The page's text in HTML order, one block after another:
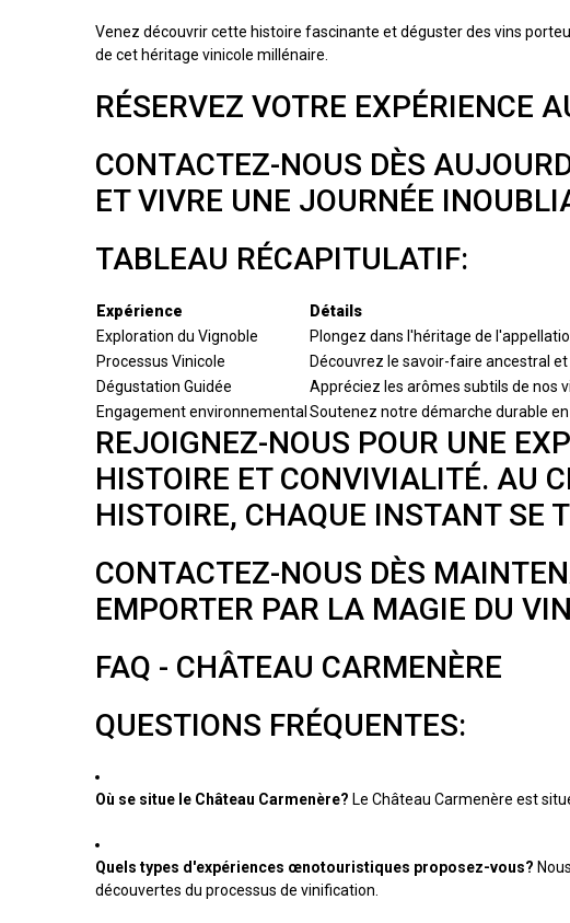
Venez découvrir cette histoire fascinante et déguster des vins
de cet héritage vinicole millénaire.
RÉSERVEZ VOTRE EXPÉRIENCE
CONTACTEZ-NOUS DÈS
ET VIVRE UNE JOURNÉE
TABLEAU RÉCAPITULATIF:
Expérience
Détails
Exploration du Vignoble
Plongez dans l'héritage de
Processus Vinicole
Découvrez le savoir-faire ancestral
Dégustation Guidée
Appréciez les arômes subtils de nos
Engagement environnemental Soutenez notre démarche durable
REJOIGNEZ-NOUS POUR UNE
HISTOIRE ET CONVIVIALITÉ. AU
HISTOIRE, CHAQUE INSTANT SE
CONTACTEZ-NOUS DÈS
EMPORTER PAR LA MAGIE DU
FAQ - CHÂTEAU CARMENÈRE
QUESTIONS FRÉQUENTES:
Où se situe le Château Carmenère? Le Château Carmenère est
Quels types d'expériences œnotouristiques proposez-vous?
découvertes du processus de vinification.